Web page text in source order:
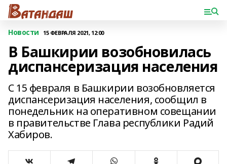
Новости 15 ФЕВРАЛЯ 2021, 12:00
В Башкирии возобновилась
диспансеризация населения
С 15 февраля в Башкирии возобновляется
диспансеризация населения, сообщил в
понедельник на оперативном совещании
в правительстве Глава республики Радий
Хабиров.